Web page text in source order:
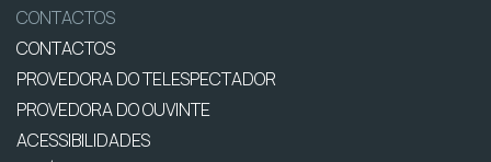
CONTACTOS
CONTACTOS
PROVEDORA DO TELESPECTADOR
PROVEDORA DO OUVINTE
ACESSIBILIDADES